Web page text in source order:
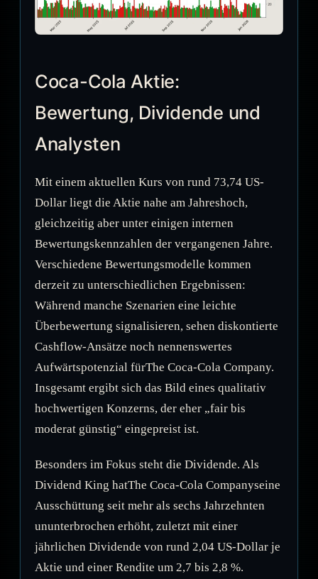
Coca-Cola Aktie:
Bewertung, Dividende und
Analysten
Mit einem aktuellen Kurs von rund 73,74 US-
Dollar liegt die Aktie nahe am Jahreshoch,
gleichzeitig aber unter einigen internen
Bewertungskennzahlen der vergangenen Jahre.
Verschiedene Bewertungsmodelle kommen
derzeit zu unterschiedlichen Ergebnissen:
Während manche Szenarien eine leichte
Überbewertung signalisieren, sehen diskontierte
Cashflow-Ansätze noch nennenswertes
Aufwärtspotenzial fürThe Coca-Cola Company.
Insgesamt ergibt sich das Bild eines qualitativ
hochwertigen Konzerns, der eher „fair bis
moderat günstig“ eingepreist ist.
Besonders im Fokus steht die Dividende. Als
Dividend King hatThe Coca-Cola Companyseine
Ausschüttung seit mehr als sechs Jahrzehnten
ununterbrochen erhöht, zuletzt mit einer
jährlichen Dividende von rund 2,04 US-Dollar je
Aktie und einer Rendite um 2,7 bis 2,8 %.